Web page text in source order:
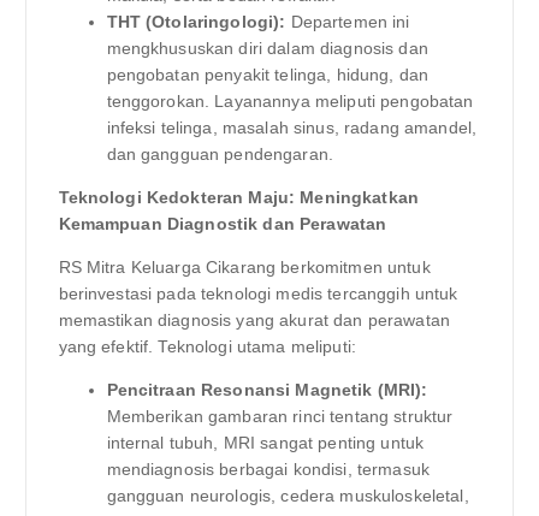
THT (Otolaringologi): Departemen ini
mengkhususkan diri dalam diagnosis dan
pengobatan penyakit telinga, hidung, dan
tenggorokan. Layanannya meliputi pengobatan
infeksi telinga, masalah sinus, radang amandel,
dan gangguan pendengaran.
Teknologi Kedokteran Maju: Meningkatkan
Kemampuan Diagnostik dan Perawatan
RS Mitra Keluarga Cikarang berkomitmen untuk
berinvestasi pada teknologi medis tercanggih untuk
memastikan diagnosis yang akurat dan perawatan
yang efektif. Teknologi utama meliputi:
Pencitraan Resonansi Magnetik (MRI):
Memberikan gambaran rinci tentang struktur
internal tubuh, MRI sangat penting untuk
mendiagnosis berbagai kondisi, termasuk
gangguan neurologis, cedera muskuloskeletal,